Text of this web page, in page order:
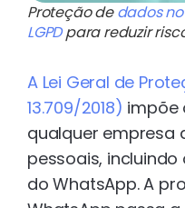
Proteção dedados
LGPDpara reduzir
A Lei Geral de
13.709/2018) impõe
qualquer empresa
pessoais,
do WhatsApp. A